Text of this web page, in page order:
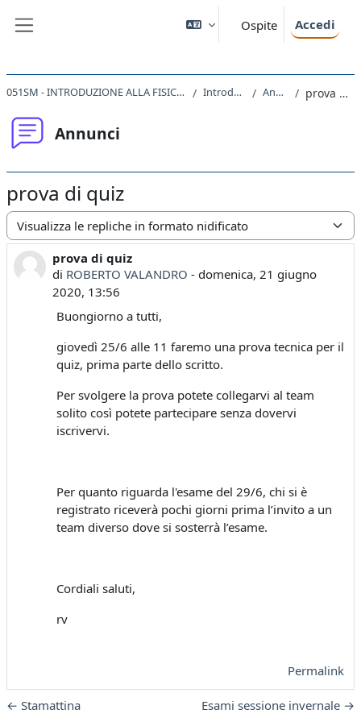
Ospite Accedi
051SM - INTRODUZIONE ALLA FISICA TEORICA 2019 Introduzione Annunci prova di quiz
Annunci
prova di quiz
Modalità visualizzazione
prova di quiz
di ROBERTO VALANDRO - domenica, 21 giugno
2020, 13:56
Numero di risposte: 0
Buongiorno a tutti,
giovedì 25/6 alle 11 faremo una prova tecnica per il
quiz, prima parte dello scritto.
Per svolgere la prova potete collegarvi al team
solito così potete partecipare senza dovervi
iscrivervi.
Per quanto riguarda l'esame del 29/6, chi si è
registrato riceverà pochi giorni prima l’invito a un
team diverso dove si sosterrà l’esame.
Cordiali saluti,
rv
Permalink
← Stamattina Esami sessione invernale →